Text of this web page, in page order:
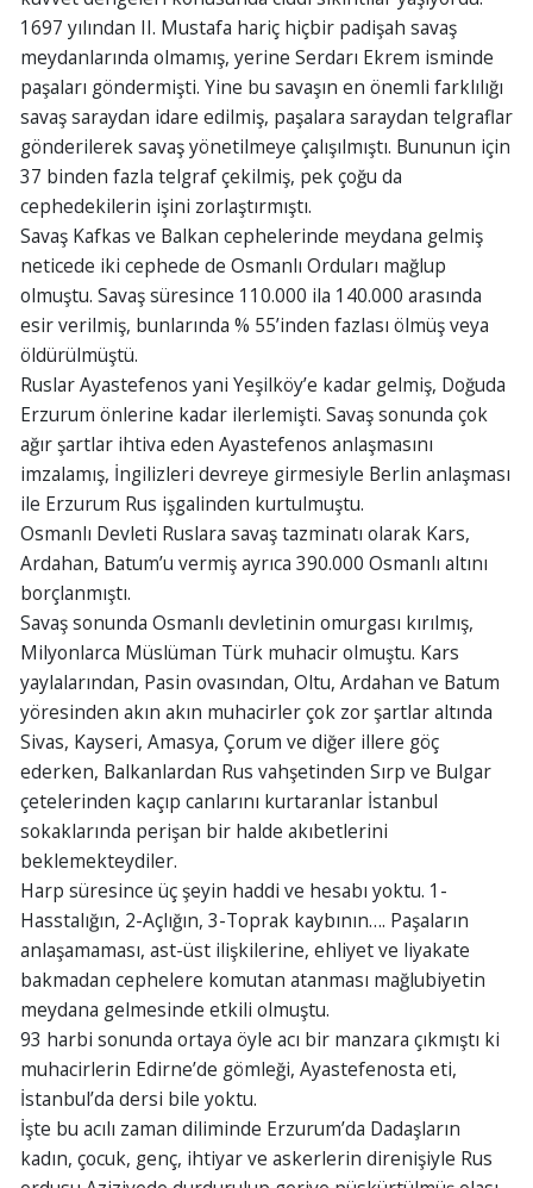
1697 yılından II. Mustafa hariç hiçbir padişah savaş
meydanlarında olmamış, yerine Serdarı Ekrem isminde
paşaları göndermişti. Yine bu savaşın en önemli farklılığı
savaş saraydan idare edilmiş, paşalara saraydan telgraflar
gönderilerek savaş yönetilmeye çalışılmıştı. Bununun için
37 binden fazla telgraf çekilmiş, pek çoğu da
cephedekilerin işini zorlaştırmıştı.
Savaş Kafkas ve Balkan cephelerinde meydana gelmiş
neticede iki cephede de Osmanlı Orduları mağlup
olmuştu. Savaş süresince 110.000 ila 140.000 arasında
esir verilmiş, bunlarında % 55’inden fazlası ölmüş veya
öldürülmüştü.
Ruslar Ayastefenos yani Yeşilköy’e kadar gelmiş, Doğuda
Erzurum önlerine kadar ilerlemişti. Savaş sonunda çok
ağır şartlar ihtiva eden Ayastefenos anlaşmasını
imzalamış, İngilizleri devreye girmesiyle Berlin anlaşması
ile Erzurum Rus işgalinden kurtulmuştu.
Osmanlı Devleti Ruslara savaş tazminatı olarak Kars,
Ardahan, Batum’u vermiş ayrıca 390.000 Osmanlı altını
borçlanmıştı.
Savaş sonunda Osmanlı devletinin omurgası kırılmış,
Milyonlarca Müslüman Türk muhacir olmuştu. Kars
yaylalarından, Pasin ovasından, Oltu, Ardahan ve Batum
yöresinden akın akın muhacirler çok zor şartlar altında
Sivas, Kayseri, Amasya, Çorum ve diğer illere göç
ederken, Balkanlardan Rus vahşetinden Sırp ve Bulgar
çetelerinden kaçıp canlarını kurtaranlar İstanbul
sokaklarında perişan bir halde akıbetlerini
beklemekteydiler.
Harp süresince üç şeyin haddi ve hesabı yoktu. 1-
Hasstalığın, 2-Açlığın, 3-Toprak kaybının…. Paşaların
anlaşamaması, ast-üst ilişkilerine, ehliyet ve liyakate
bakmadan cephelere komutan atanması mağlubiyetin
meydana gelmesinde etkili olmuştu.
93 harbi sonunda ortaya öyle acı bir manzara çıkmıştı ki
muhacirlerin Edirne’de gömleği, Ayastefenosta eti,
İstanbul’da dersi bile yoktu.
İşte bu acılı zaman diliminde Erzurum’da Dadaşların
kadın, çocuk, genç, ihtiyar ve askerlerin direnişiyle Rus